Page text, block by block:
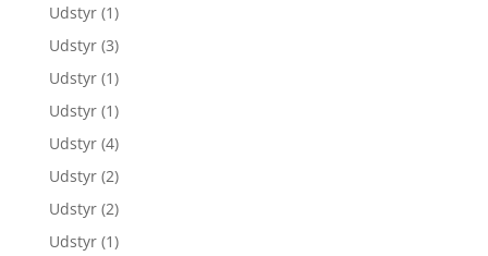
Udstyr (1)
Udstyr (3)
Udstyr (1)
Udstyr (1)
Udstyr (4)
Udstyr (2)
Udstyr (2)
Udstyr (1)